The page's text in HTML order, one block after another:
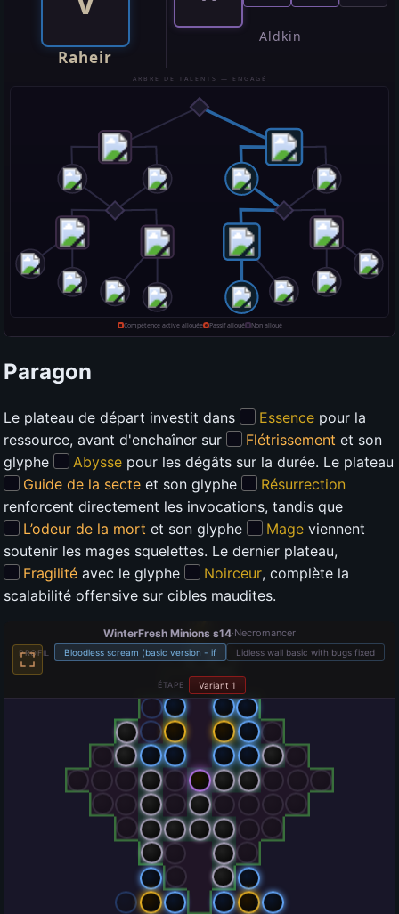
Paragon
Le plateau de départ investit dans Essence pour la
ressource, avant d'enchaîner sur
Flétrissement et son
glyphe
Abysse pour les dégâts sur la durée. Le plateau
Guide de la secte et son glyphe
Résurrection
renforcent directement les invocations, tandis que
L’odeur de la mort et son glyphe Mage viennent
soutenir les mages squelettes. Le dernier plateau,
Fragilité avec le glyphe Noirceur, complète la
scalabilité offensive sur cibles maudites.